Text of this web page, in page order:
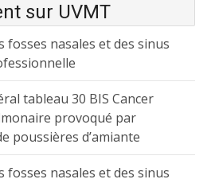
sur UVMT
fosses nasales et des sinus
tableau 30 BIS Cancer
provoqué par
poussières d’amiante
fosses nasales et des sinus